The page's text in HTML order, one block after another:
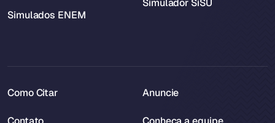
Simulados ENEM
Simulador SiSU
Como Citar Anuncie